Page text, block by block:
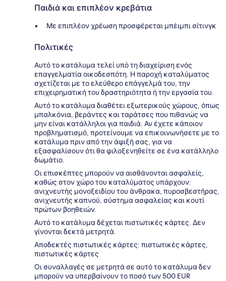
Παιδιά και επιπλέον κρεβάτια
Με επιπλέον χρέωση προσφέρεται μπέιμπι σίτινγκ
Πολιτικές
Αυτό το κατάλυμα τελεί υπό τη διαχείριση ενός
επαγγελματία οικοδεσπότη. Η παροχή καταλύματος
σχετίζεται με το ελεύθερο επάγγελμά του, την
επιχειρηματική του δραστηριότητα ή την εργασία του.
Αυτό το κατάλυμα διαθέτει εξωτερικούς χώρους, όπως
μπαλκόνια, βεράντες και ταράτσες που πιθανώς να
μην είναι κατάλληλοι για παιδιά. Αν έχετε κάποιον
προβληματισμό, προτείνουμε να επικοινωνήσετε με το
κατάλυμα πριν από την άφιξή σας, για να
εξασφαλίσουν ότι θα φιλοξενηθείτε σε ένα κατάλληλο
δωμάτιο.
Οι επισκέπτες μπορούν να αισθάνονται ασφαλείς,
καθώς στον χώρο του καταλύματος υπάρχουν:
ανιχνευτής μονοξειδίου του άνθρακα, πυροσβεστήρας,
ανιχνευτής καπνού, σύστημα ασφαλείας και κουτί
πρώτων βοηθειών.
Αυτό το κατάλυμα δέχεται πιστωτικές κάρτες. Δεν
γίνονται δεκτά μετρητά.
Αποδεκτές πιστωτικές κάρτες: πιστωτικές κάρτες,
πιστωτικές κάρτες
Οι συναλλαγές σε μετρητά σε αυτό το κατάλυμα δεν
μπορούν να υπερβαίνουν το ποσό των 500 EUR